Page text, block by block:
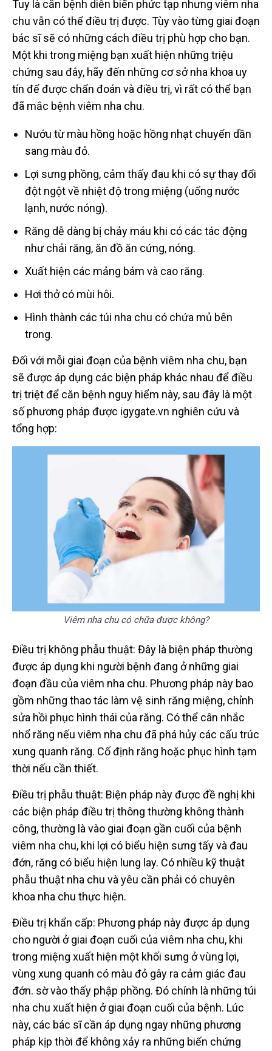
Tuy là căn bệnh diễn biến phức tạp nhưng viêm nha
chu vẫn có thể điều trị được. Tùy vào từng giai đoạn
bác sĩ sẽ có những cách điều trị phù hợp cho bạn.
Một khi trong miệng bạn xuất hiện những triệu
chứng sau đây, hãy đến những cơ sở nha khoa uy
tín để được chẩn đoán và điều trị, vì rất có thể bạn
đã mắc bệnh viêm nha chu.
Nướu từ màu hồng hoặc hồng nhạt chuyển dần
sang màu đỏ.
Lợi sưng phồng, cảm thấy đau khi có sự thay đổi
đột ngột về nhiệt độ trong miệng (uống nước
lạnh, nước nóng).
Răng dễ dàng bị chảy máu khi có các tác động
như chải răng, ăn đồ ăn cứng, nóng.
Xuất hiện các mảng bám và cao răng.
Hơi thở có mùi hôi.
Hình thành các túi nha chu có chứa mủ bên
trong.
Đối với mỗi giai đoạn của bệnh viêm nha chu, bạn
sẽ được áp dụng các biện pháp khác nhau để điều
trị triệt để căn bệnh nguy hiểm này, sau đây là một
số phương pháp được igygate.vn nghiên cứu và
tổng hợp:
Viêm nha chu có chữa được không?
Điều trị không phẫu thuật: Đây là biện pháp thường
được áp dụng khi người bệnh đang ở những giai
đoạn đầu của viêm nha chu. Phương pháp này bao
gồm những thao tác làm vệ sinh răng miệng, chỉnh
sửa hồi phục hình thái của răng. Có thể cân nhắc
nhổ răng nếu viêm nha chu đã phá hủy các cấu trúc
xung quanh răng. Cố định răng hoặc phục hình tạm
thời nếu cần thiết.
Điều trị phẫu thuật: Biện pháp này được đề nghị khi
các biện pháp điều trị thông thường không thành
công, thường là vào giai đoạn gần cuối của bệnh
viêm nha chu, khi lợi có biểu hiện sưng tấy và đau
đớn, răng có biểu hiện lung lay. Có nhiều kỹ thuật
phẫu thuật nha chu và yêu cần phải có chuyên
khoa nha chu thực hiện.
Điều trị khẩn cấp: Phương pháp này được áp dụng
cho người ở giai đoạn cuối của viêm nha chu, khi
trong miệng xuất hiện một khối sưng ở vùng lợi,
vùng xung quanh có màu đỏ gây ra cảm giác đau
đớn. sờ vào thấy phập phồng. Đó chính là những túi
nha chu xuất hiện ở giai đoạn cuối của bệnh. Lúc
này, các bác sĩ cần áp dụng ngay những phương
pháp kịp thời để không xảy ra những biến chứng